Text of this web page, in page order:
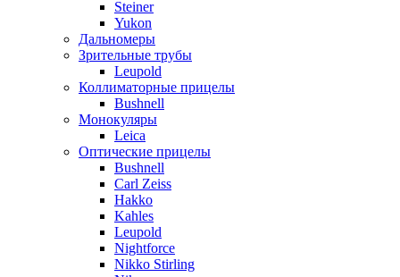
Steiner
Yukon
Дальномеры
Зрительные трубы
Leupold
Коллиматорные прицелы
Bushnell
Монокуляры
Leica
Оптические прицелы
Bushnell
Carl Zeiss
Hakko
Kahles
Leupold
Nightforce
Nikko Stirling